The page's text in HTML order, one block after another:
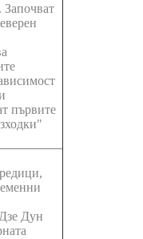
Започват
първите
Дун